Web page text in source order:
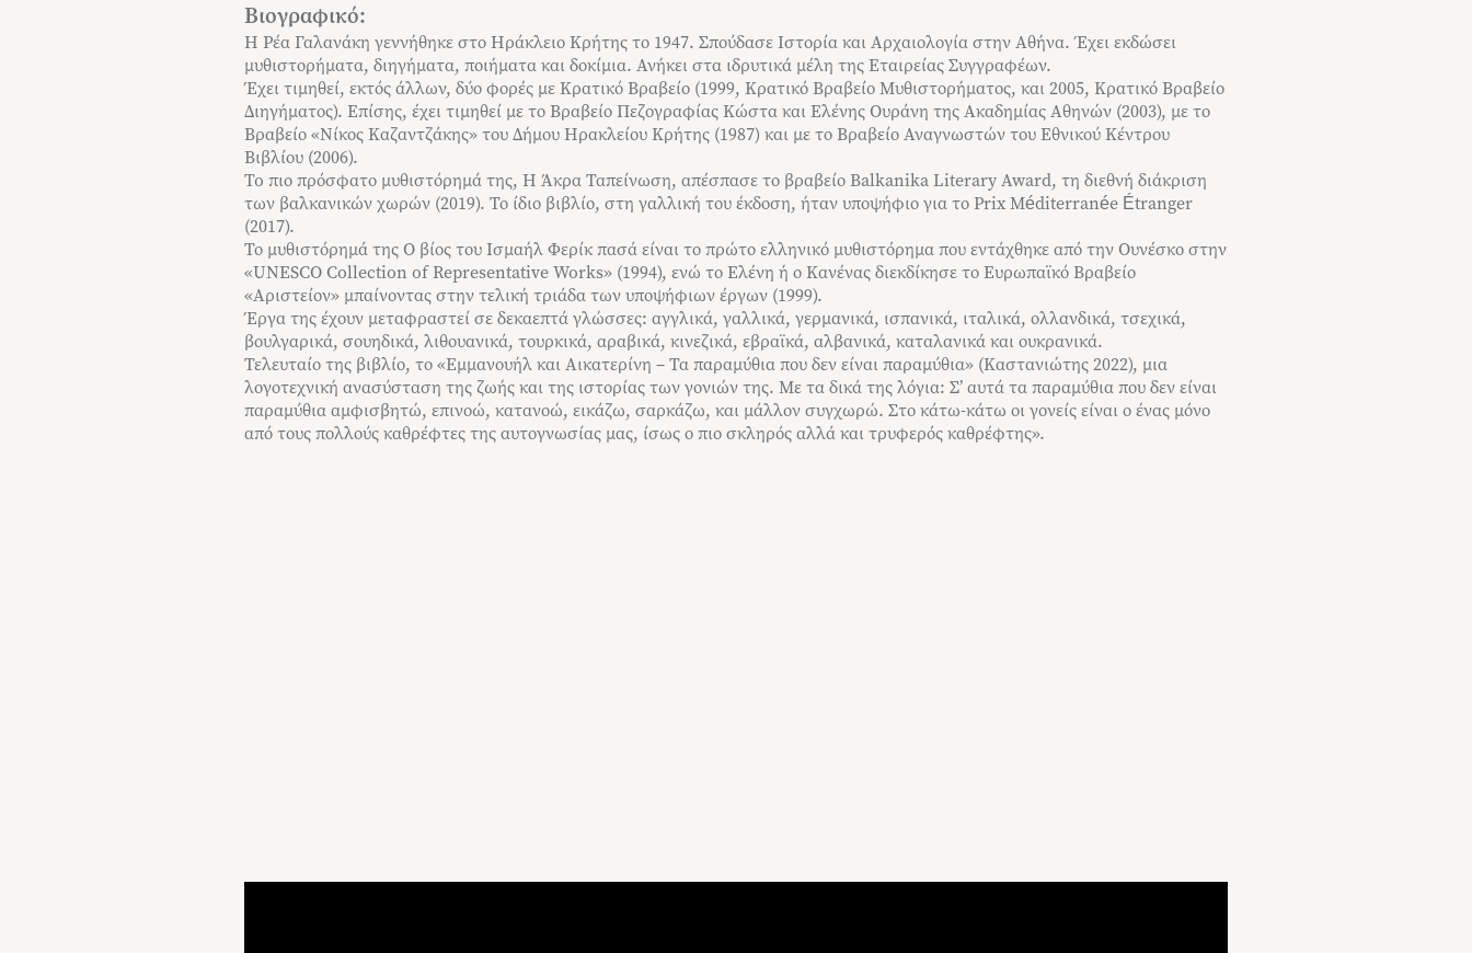
Βιογραφικό:
Η Ρέα Γαλανάκη γεννήθηκε στο Ηράκλειο Κρήτης το 1947. Σπούδασε Ιστορία και Αρχαιολογία στην Αθήνα. Έχει εκδώσει
μυθιστορήματα, διηγήματα, ποιήματα και δοκίμια. Ανήκει στα ιδρυτικά μέλη της Εταιρείας Συγγραφέων.
Έχει τιμηθεί, εκτός άλλων, δύο φορές με Κρατικό Βραβείο (1999, Κρατικό Βραβείο Μυθιστορήματος, και 2005, Κρατικό Βραβείο
Διηγήματος). Eπίσης, έχει τιμηθεί με το Βραβείο Πεζογραφίας Κώστα και Ελένης Ουράνη της Ακαδημίας Αθηνών (2003), με το
Βραβείο «Νίκος Καζαντζάκης» του Δήμου Hρακλείου Kρήτης (1987) και με το Βραβείο Αναγνωστών του Eθνικού Kέντρου
Bιβλίου (2006).
To πιο πρόσφατο μυθιστόρημά της, Η Άκρα Ταπείνωση, απέσπασε το βραβείο Balkanika Literary Award, τη διεθνή διάκριση
των βαλκανικών χωρών (2019). Το ίδιο βιβλίο, στη γαλλική του έκδοση, ήταν υποψήφιο για το Prix Méditerranée Étranger
(2017).
Το μυθιστόρημά της Ο βίος του Ισμαήλ Φερίκ πασά είναι το πρώτο ελληνικό μυθιστόρημα που εντάχθηκε από την Ουνέσκο στην
«UNESCO Collection of Representative Works» (1994), ενώ το Ελένη ή ο Κανένας διεκδίκησε το Ευρωπαϊκό Βραβείο
«Αριστείον» μπαίνοντας στην τελική τριάδα των υποψήφιων έργων (1999).
Έργα της έχουν μεταφραστεί σε δεκαεπτά γλώσσες: αγγλικά, γαλλικά, γερμανικά, ισπανικά, ιταλικά, ολλανδικά, τσεχικά,
βουλγαρικά, σουηδικά, λιθουανικά, τουρκικά, αραβικά, κινεζικά, εβραϊκά, αλβανικά, καταλανικά και ουκρανικά.
Τελευταίο της βιβλίο, το «Εμμανουήλ και Αικατερίνη – Τα παραμύθια που δεν είναι παραμύθια» (Καστανιώτης 2022), μια
λογοτεχνική ανασύσταση της ζωής και της ιστορίας των γονιών της. Με τα δικά της λόγια: Σ’ αυτά τα παραμύθια που δεν είναι
παραμύθια αμφισβητώ, επινοώ, κατανοώ, εικάζω, σαρκάζω, και μάλλον συγχωρώ. Στο κάτω-κάτω οι γονείς είναι ο ένας μόνο
από τους πολλούς καθρέφτες της αυτογνωσίας μας, ίσως ο πιο σκληρός αλλά και τρυφερός καθρέφτης».